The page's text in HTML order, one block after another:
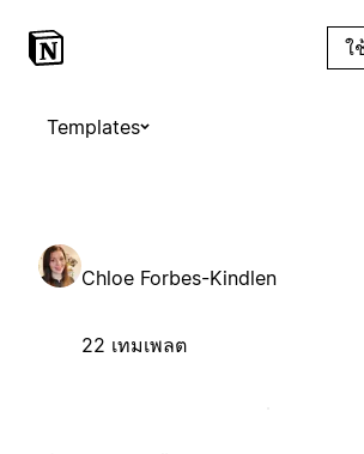
ใ
Templates
Chloe Forbes-Kindlen
22 เทมเพลต